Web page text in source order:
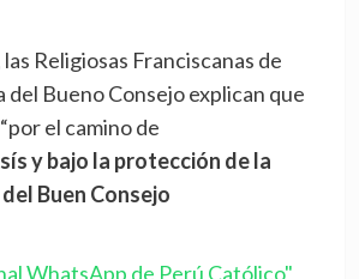
Religiosas Franciscanas de
del Bueno Consejo explican que
el camino de
y bajo la protección de la
Buen Consejo
WhatsApp de Perú Católico"